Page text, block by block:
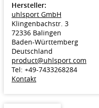
Hersteller:
uhlsport GmbH
Klingenbachstr. 3
72336 Balingen
Baden-Württemberg
Deutschland
product@uhlsport.com
Tel: +49-7433268284
Kontakt